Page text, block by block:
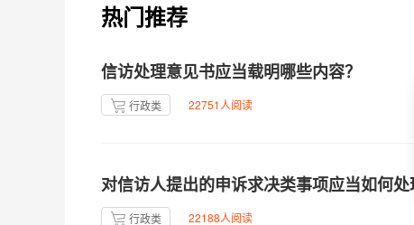
热门推荐
信访处理意见书应当载明哪些内容？
行政类 22751人阅读
对信访人提出的申诉求决类事项应当如何处
行政类 22188人阅读